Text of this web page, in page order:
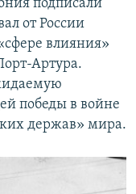
подписали
от России
влияния»
Артура.
победы в войне
держав» мира.